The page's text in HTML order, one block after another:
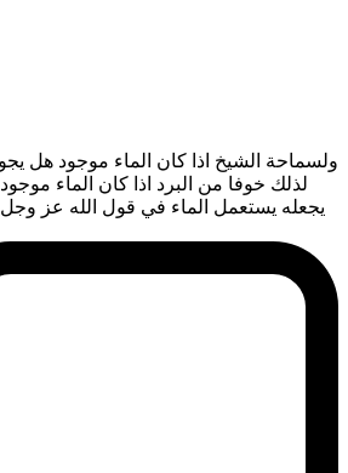
ولسماحة الشيخ اذا كان الماء موجود هل
لذلك خوفا من البرد اذا كان الماء
يجعله يستعمل الماء في قول الله عز وجل